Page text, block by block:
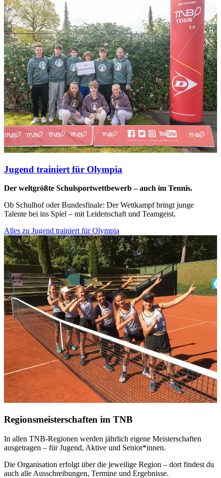
Jugend trainiert für Olympia
Der weltgrößte Schulsportwettbewerb – auch im Tennis.
Ob Schulhof oder Bundesfinale: Der Wettkampf bringt junge
Talente bei ins Spiel – mit Leidenschaft und Teamgeist.
Alles zu Jugend trainiert für Olympia
Regionsmeisterschaften im TNB
In allen TNB-Regionen werden jährlich eigene Meisterschaften
ausgetragen – für Jugend, Aktive und Senior*innen.
Die Organisation erfolgt über die jeweilige Region – dort findest du
auch alle Ausschreibungen, Termine und Ergebnisse.